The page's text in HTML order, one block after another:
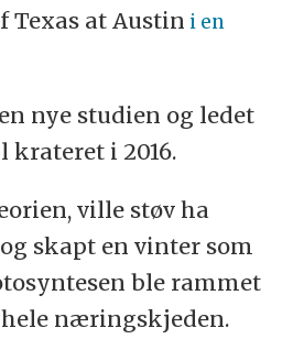
Texas at Austin i en
nye studien og ledet
krateret i 2016.
ville støv ha
skapt en vinter som
ble rammet
næringskjeden.